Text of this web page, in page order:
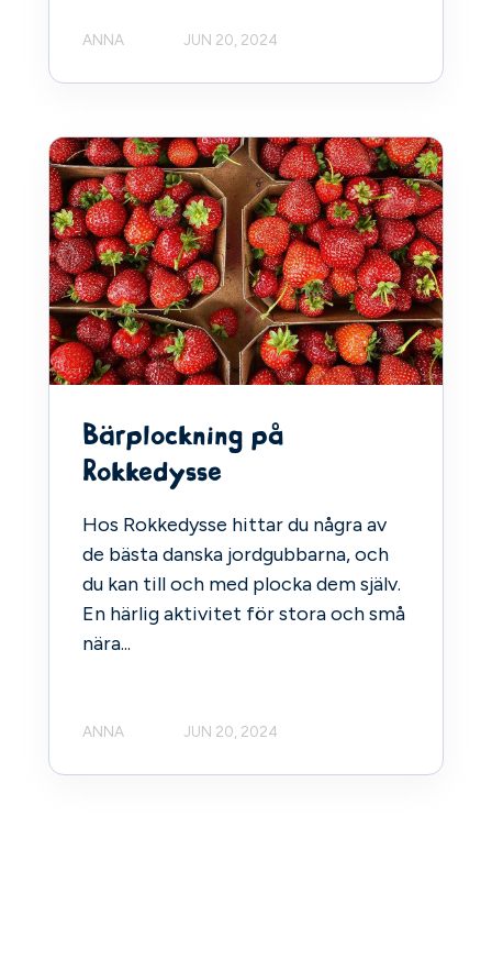
ANNA JUN 20, 2024
Bärplockning på
Rokkedysse
Hos Rokkedysse hittar du några av
de bästa danska jordgubbarna, och
du kan till och med plocka dem själv.
En härlig aktivitet för stora och små
nära...
ANNA JUN 20, 2024